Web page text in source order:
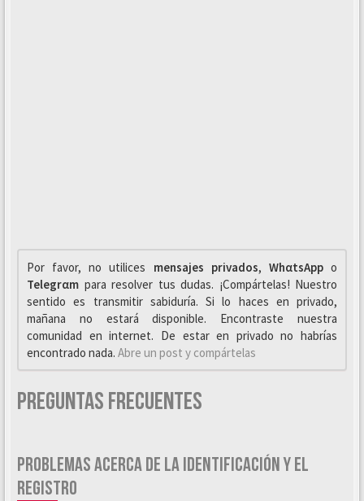
Por favor, no utilices mensajes privados, WhαtsAppo
Telegrαm para resolver tus dudas. ¡Compártelas! Nuestro
sentido es transmitir sabiduría. Si lo haces en privado,
mañana no estará disponible. Encontraste nuestra
comunidad en internet. De estar en privado no habrías
encontrado nada. Abre un post y compártelas
Preguntas Frecuentes
PROBLEMAS ACERCA DE LA IDENTIFICACIÓN Y EL
REGISTRO